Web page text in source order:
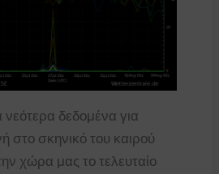
νεότερα δεδομένα για
στο σκηνικό του καιρού
χώρα μας το τελευταίο